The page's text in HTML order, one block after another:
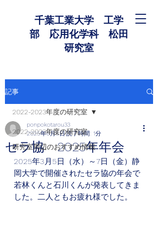
千葉工業大学 工学
部 応用化学科 松田
研究室
記事
2022-2023年度の研究室
研究室周辺のおすすめ情報
2022-2023年度の研究室
セラ協 2025年年会
ponpokotarou33
2025年6月5日読了時間: 1分
2025年3月5日（水）～7日（金）静
岡大学で開催されたセラ協の年会で
若林くんと石川くんが発表してきま
した。二人ともお疲れ様でした。